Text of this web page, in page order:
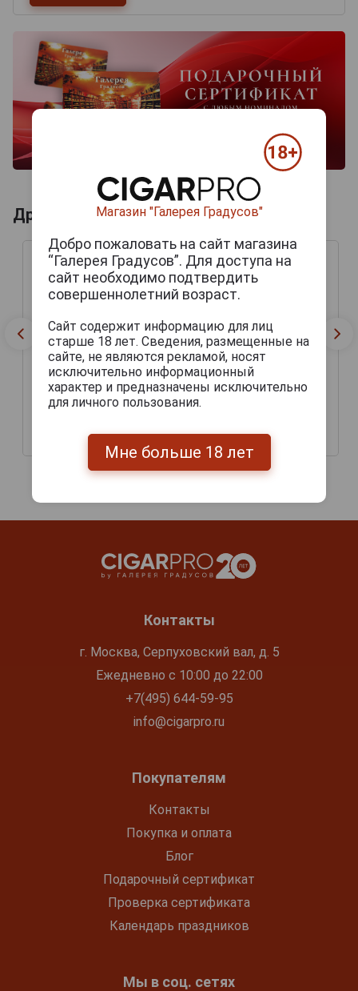
Другие продукты бренда GURKHA
Gurkha Grand Reserve
3 205 руб.
3 000 руб.
Контакты
г. Москва, Серпуховский вал, д. 5
Ежедневно с 10:00 до 22:00
+7(495) 644-59-95
info@cigarpro.ru
Покупателям
Контакты
Покупка и оплата
Блог
Подарочный сертификат
Проверка сертификата
Календарь праздников
Мы в соц. сетях
Магазин "Галерея Градусов"
Добро пожаловать на сайт магазина
“Галерея Градусов”. Для доступа на
сайт необходимо подтвердить
совершеннолетний возраст.
Сайт содержит информацию для лиц
старше 18 лет. Сведения, размещенные на
сайте, не являются рекламой, носят
исключительно информационный
характер и предназначены исключительно
для личного пользования.
Мне больше 18 лет